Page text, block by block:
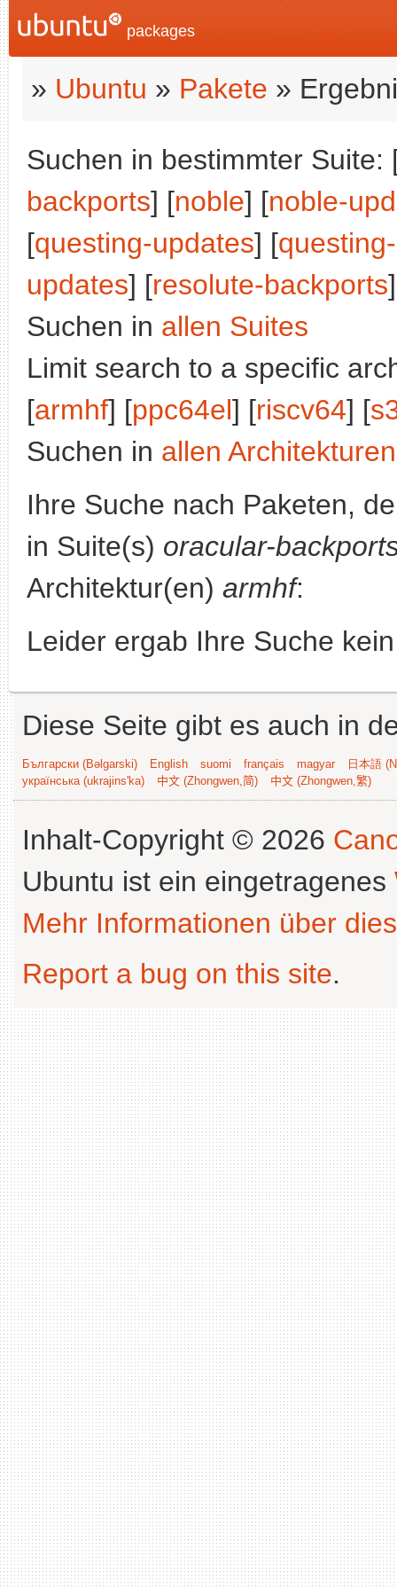
packages
» Ubuntu » Pakete »
Suchen in bestimmter Suite:
backports] [noble] [noble-
[questing-updates] [
updates] [resolute-backports
Suchen in allen Suites
Limit search to a specific
[armhf] [ppc64el] [riscv64] [
Suchen in allen Architekturen
Ihre Suche nach Paketen,
in Suite(s) oracular-
Architektur(en) armhf:
Leider ergab Ihre Suche
Diese Seite gibt es auch in
Български (Bəlgarski) English suomi français magyar
日本語
українська (ukrajins'ka)
中文 (Zhongwen,简) 中文 (Zhongwen,繁)
Inhalt-Copyright © 2026
Ubuntu ist ein eingetragenes
Mehr Informationen über
Report a bug on this site.